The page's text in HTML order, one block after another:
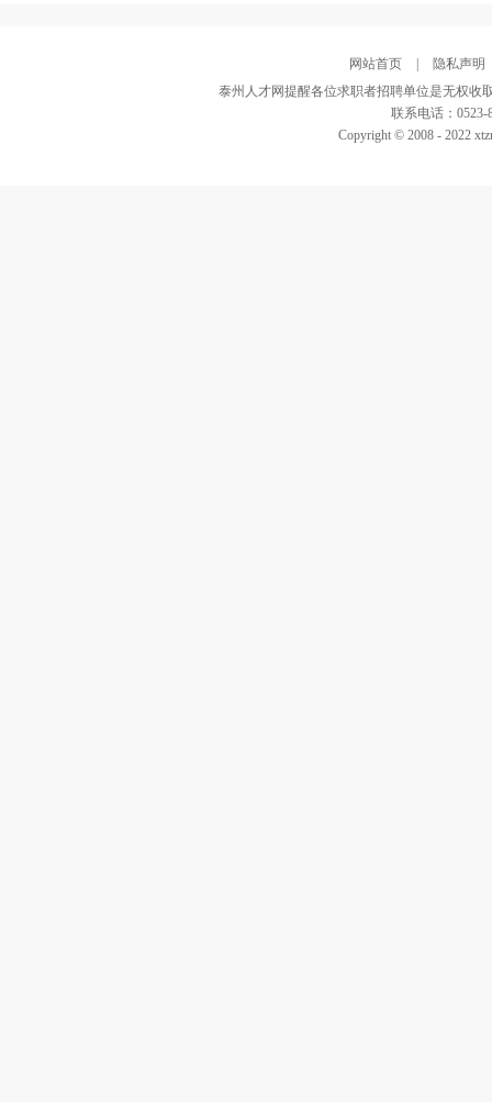
网站首页
隐私声明
泰州人才网提醒各位求职者招聘单位是无权收
联系电话：0523-
Copyright © 2008 - 2022